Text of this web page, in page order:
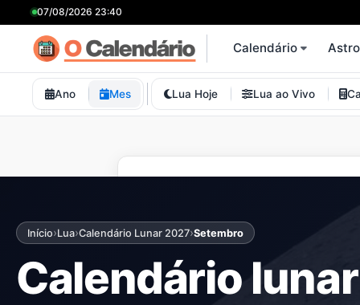
07/08/2026 23:40
Calendário
Ano Mes Lua Hoje Lua ao Vivo
Início›Lua›Calendário Lunar 2027›Setembro
Calendário